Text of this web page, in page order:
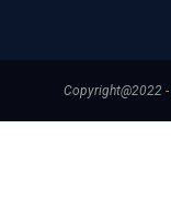
Copyright@2022 -